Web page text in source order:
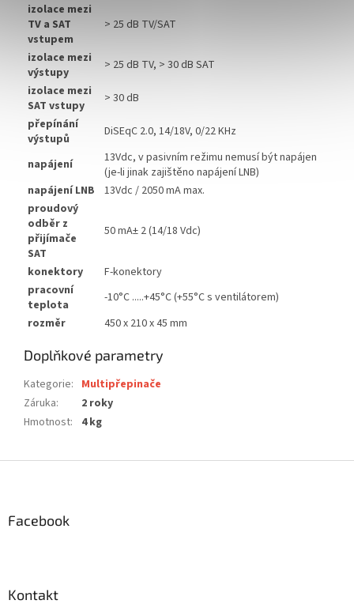
izolace mezi
TV a SAT
vstupem
> 25 dB TV/SAT
izolace mezi
výstupy
> 25 dB TV, > 30 dB SAT
izolace mezi
SAT vstupy
> 30 dB
přepínání
výstupů
DiSEqC 2.0, 14/18V, 0/22 KHz
napájení
13Vdc, v pasivním režimu nemusí být napájen
(je-li jinak zajištěno napájení LNB)
napájení LNB
13Vdc / 2050 mA max.
proudový
odběr z
přijímače
SAT
50 mA± 2 (14/18 Vdc)
konektory
F-konektory
pracovní
teplota
-10°C .....+45°C (+55°C s ventilátorem)
rozměr
450 x 210 x 45 mm
Doplňkové parametry
Kategorie: Multipřepinače
Záruka:
2 roky
Hmotnost: 4 kg
Facebook
Kontakt